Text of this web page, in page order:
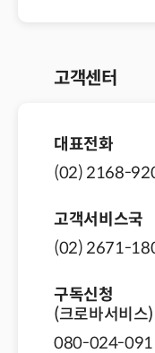
고객센터
대표전화
(02) 2168-
고객서비스국
(02) 2671-
구독신청
(크로바서비스)
080-024-